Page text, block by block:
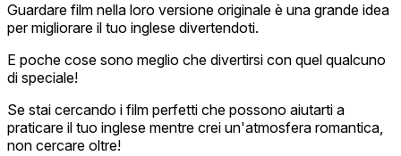
Guardare film nella loro versione originale è una grande idea
per migliorare il tuo inglese divertendoti.
E poche cose sono meglio che divertirsi con quel qualcuno
di speciale!
Se stai cercando i film perfetti che possono aiutarti a
praticare il tuo inglese mentre crei un'atmosfera romantica,
non cercare oltre!